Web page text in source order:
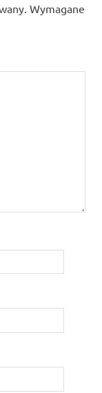
Wymagane